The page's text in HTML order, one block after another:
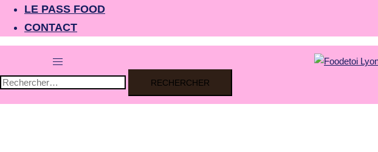
LE PASS FOOD
CONTACT
Ouvrir/fermer
le
menu
Rechercher :